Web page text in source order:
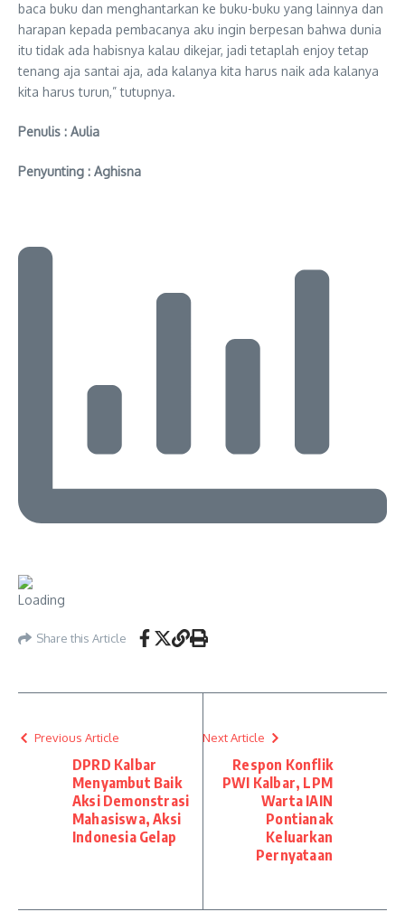
baca buku dan menghantarkan ke buku-buku yang lainnya dan
harapan kepada pembacanya aku ingin berpesan bahwa dunia
itu tidak ada habisnya kalau dikejar, jadi tetaplah enjoy tetap
tenang aja santai aja, ada kalanya kita harus naik ada kalanya
kita harus turun,” tutupnya.
Penulis : Aulia
Penyunting : Aghisna
Share this Article
Previous Article
DPRD Kalbar
Menyambut Baik
Aksi Demonstrasi
Mahasiswa, Aksi
Indonesia Gelap
Next Article
Respon Konflik
PWI Kalbar, LPM
Warta IAIN
Pontianak
Keluarkan
Pernyataan